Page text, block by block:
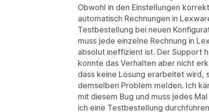
Obwohl in den Einstellungen
automatisch Rechnungen in
Testbestellung bei neuen
muss jede einzelne Rechnung in
absolut ineffizient ist. Der Support
konnte das Verhalten aber nicht
dass keine Lösung erarbeitet wird,
demselben Problem melden. Ich
mit diesem Bug und muss jedes
ich eine Testbestellung